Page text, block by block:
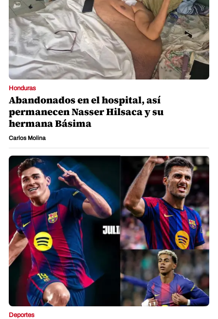
Honduras
Abandonados en el hospital, así
permanecen Nasser Hilsaca y su
hermana Básima
Carlos Molina
Deportes